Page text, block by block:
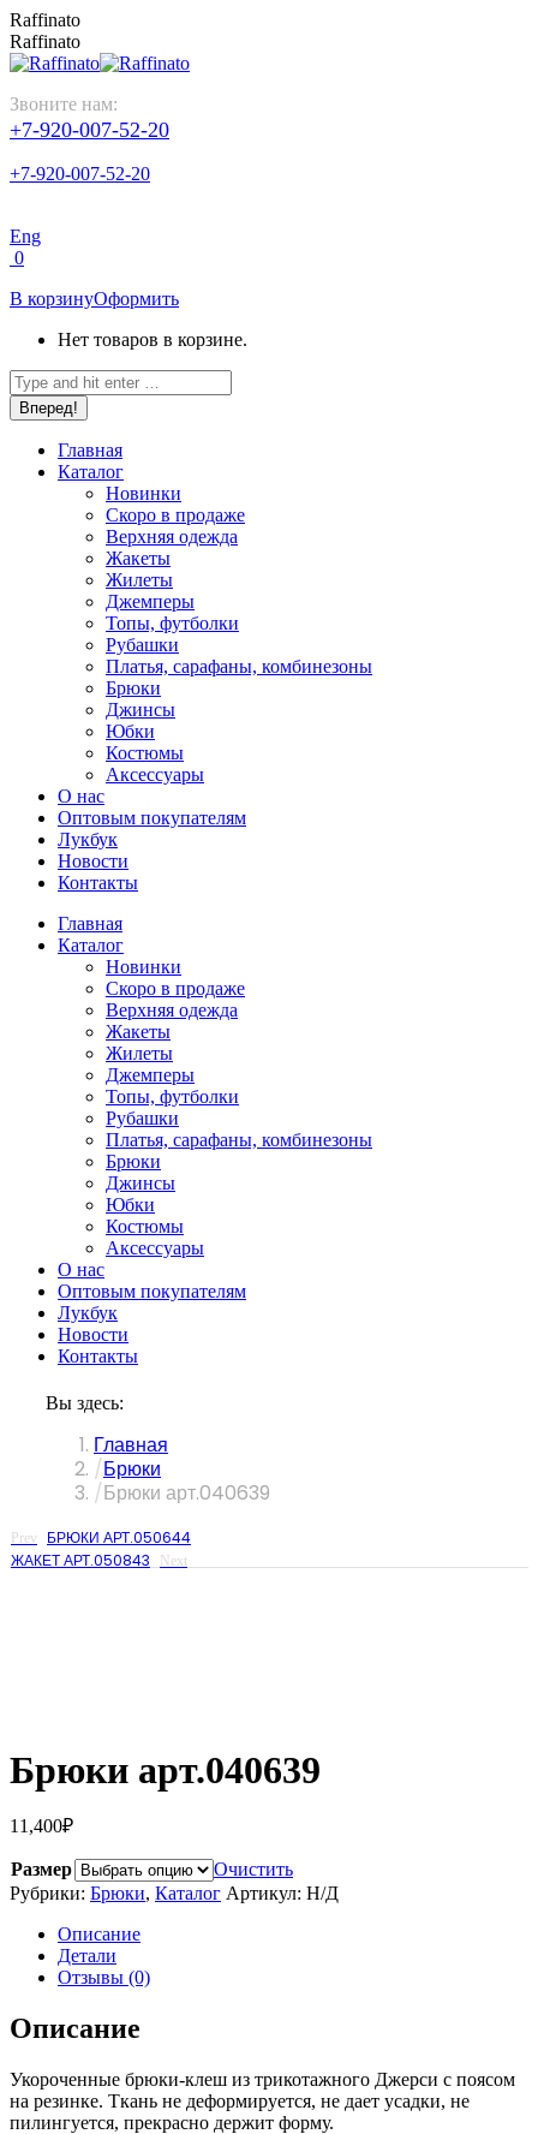
Перейти
к
содержанию
Raffinato
Raffinato
Звоните нам:
+7-920-007-52-20
+7-920-007-52-20
Eng
0
В корзинуОформить
Нет товаров в корзине.
Поиск:
Главная
Каталог
Новинки
Скоро в продаже
Верхняя одежда
Жакеты
Жилеты
Джемперы
Топы, футболки
Рубашки
Платья, сарафаны, комбинезоны
Брюки
Джинсы
Юбки
Костюмы
Аксессуары
О нас
Оптовым покупателям
Лукбук
Новости
Контакты
Главная
Каталог
Новинки
Скоро в продаже
Верхняя одежда
Жакеты
Жилеты
Джемперы
Топы, футболки
Рубашки
Платья, сарафаны, комбинезоны
Брюки
Джинсы
Юбки
Костюмы
Аксессуары
О нас
Оптовым покупателям
Лукбук
Новости
Контакты
Вы здесь:
Главная
Брюки
Брюки арт.040639
Prev
БРЮКИ АРТ.050644
ЖАКЕТ АРТ.050843
Next
Брюки арт.040639
11,400₽
Размер
Очистить
Рубрики: Брюки, Каталог Артикул: Н/Д
Описание
Детали
Отзывы (0)
Описание
Укороченные брюки-клеш из трикотажного Джерси с поясом
на резинке. Ткань не деформируется, не дает усадки, не
пилингуется, прекрасно держит форму.